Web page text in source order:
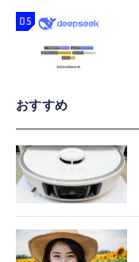
おすすめ